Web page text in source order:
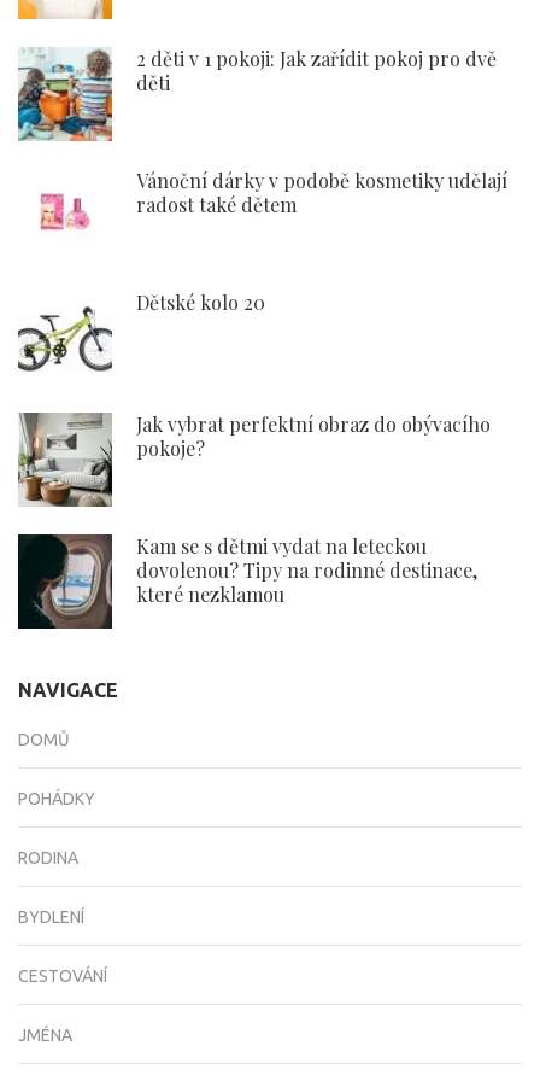
2 děti v 1 pokoji: Jak zařídit pokoj pro dvě
děti
Vánoční dárky v podobě kosmetiky udělají
radost také dětem
Dětské kolo 20
Jak vybrat perfektní obraz do obývacího
pokoje?
Kam se s dětmi vydat na leteckou
dovolenou? Tipy na rodinné destinace,
které nezklamou
NAVIGACE
DOMŮ
POHÁDKY
RODINA
BYDLENÍ
CESTOVÁNÍ
JMÉNA